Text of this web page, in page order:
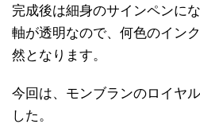
完成後は細身のサインペンにな
軸が透明なので、何色のイン
然となります。
今回は、モンブランのロイヤ
した。